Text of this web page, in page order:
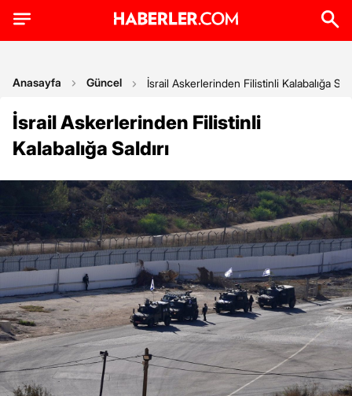
Anasayfa Güncel İsrail Askerlerinden Filistinli Kalabalığa
İsrail Askerlerinden Filistinli
Kalabalığa Saldırı